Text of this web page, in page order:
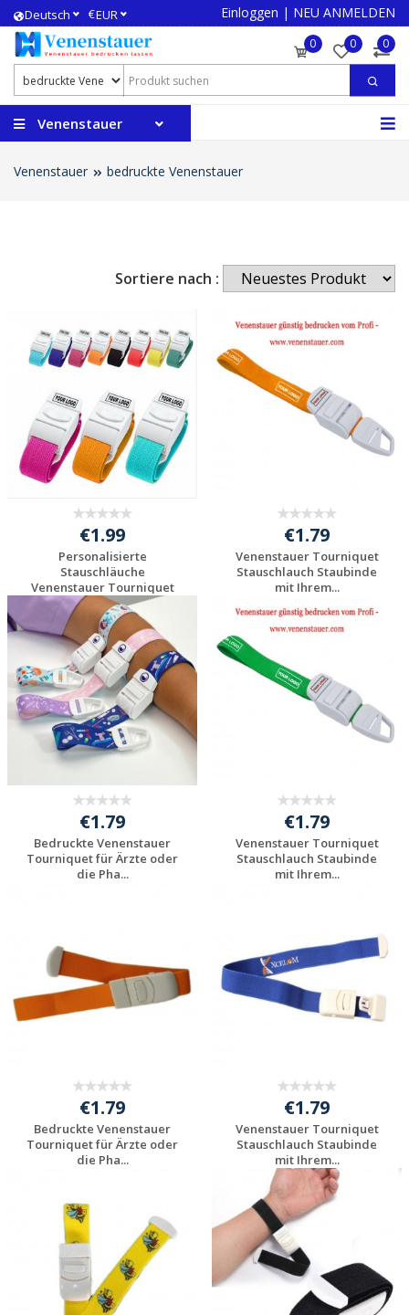
Deutsch €EUR Einloggen | NEU ANMELDEN
0 0 0
Venenstauer
Venenstauer bedruckte Venenstauer
Sortiere nach :
€1.99
Personalisierte
Stauschläuche
Venenstauer Tourniquet
St...
Individuelle
Werbeartikel
anfragen
€1.79
Venenstauer Tourniquet
Stauschlauch Staubinde
mit Ihrem...
Individuelle
Werbeartikel
€1.79
Bedruckte Venenstauer
Tourniquet für Ärzte oder
die Pha...
€1.79
Venenstauer Tourniquet
Stauschlauch Staubinde
mit Ihrem...
€1.79
Bedruckte Venenstauer
Tourniquet für Ärzte oder
die Pha...
Werbeartikel
anfragen
€1.79
Venenstauer Tourniquet
Stauschlauch Staubinde
mit Ihrem...
Individuelle
Werbeartikel
anfragen